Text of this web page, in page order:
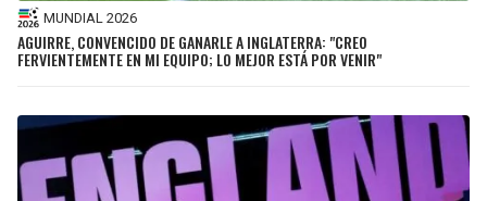
MUNDIAL 2026
AGUIRRE, CONVENCIDO DE GANARLE A INGLATERRA: "CREO
FERVIENTEMENTE EN MI EQUIPO; LO MEJOR ESTÁ POR VENIR"